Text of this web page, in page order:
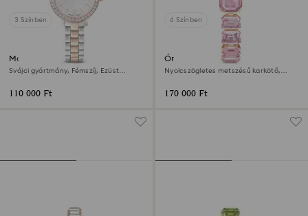
3 Színben
Matrix 3-link óra
Svájci gyártmány, Fémszíj, Ezüst
110 000 Ft
6 Színben
Óra
Nyolcszögletes metszésű karkötő,
170 000 Ft